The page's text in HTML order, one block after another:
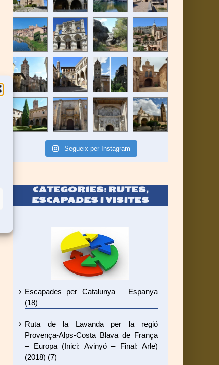
Segueix per Instagram
CATEGORIES: RUTES,
ESCAPADES I VISITES
Escapades per Catalunya – Espanya
(18)
Ruta de la Lavanda per la regió
Provença-Alps-Costa Blava de França
– Europa (Inici: Avinyó – Final: Arle)
(2018) (7)